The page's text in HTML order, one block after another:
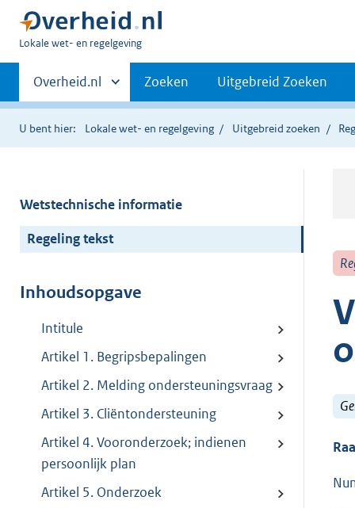
U
hier:
Lokale wet- en regelgeving
Primaire
navigatie
Andere
sites
binnen
Overheid.nl Zoeken Uitgebreid Zoeken
U bent hier: Lokale wet- en regelgeving Uitgebreid zoeken
Wetstechnische informatie
Regeling tekst
Inhoudsopgave
Intitule
Artikel 1. Begripsbepalingen
Artikel 2. Melding ondersteuningsvraag
Artikel 3. Cliëntondersteuning
Artikel 4. Vooronderzoek; indienen
persoonlijk plan
Artikel 5. Onderzoek